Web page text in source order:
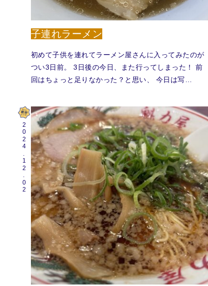
子連れラーメン
初めて子供を連れてラーメン屋さんに入ってみたのが
つい3日前。 3日後の今日、また行ってしまった！ 前
回はちょっと足りなかった？と思い、 今日は写…
2024.12.02